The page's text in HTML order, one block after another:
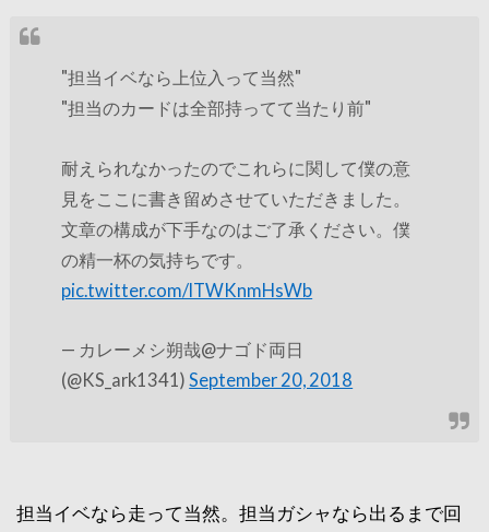
"担当イベなら上位入って当然"
"担当のカードは全部持ってて当たり前"
耐えられなかったのでこれらに関して僕の意
見をここに書き留めさせていただきました。
文章の構成が下手なのはご了承ください。僕
の精一杯の気持ちです。
pic.twitter.com/lTWKnmHsWb
— カレーメシ朔哉@ナゴド両日
(@KS_ark1341)September 20, 2018
担当イベなら走って当然。担当ガシャなら出るまで回